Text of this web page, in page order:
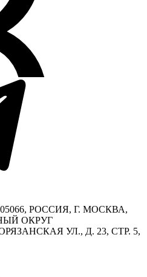
105066, РОССИЯ, Г. МОСКВА,
ОКРУГ
УЛ., Д. 23, СТР. 5,